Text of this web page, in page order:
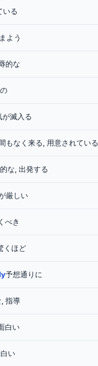
いる
よう
的な
が滅入る
もなく来る, 用意されている
な, 出発する
厳しい
べき
くほど
予想通りに
指導
白い
い